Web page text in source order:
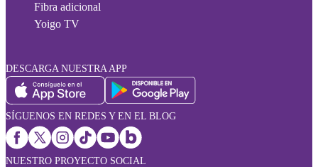
Fibra adicional
Yoigo TV
DESCARGA NUESTRA APP
SÍGUENOS EN REDES Y EN EL BLOG
NUESTRO PROYECTO SOCIAL